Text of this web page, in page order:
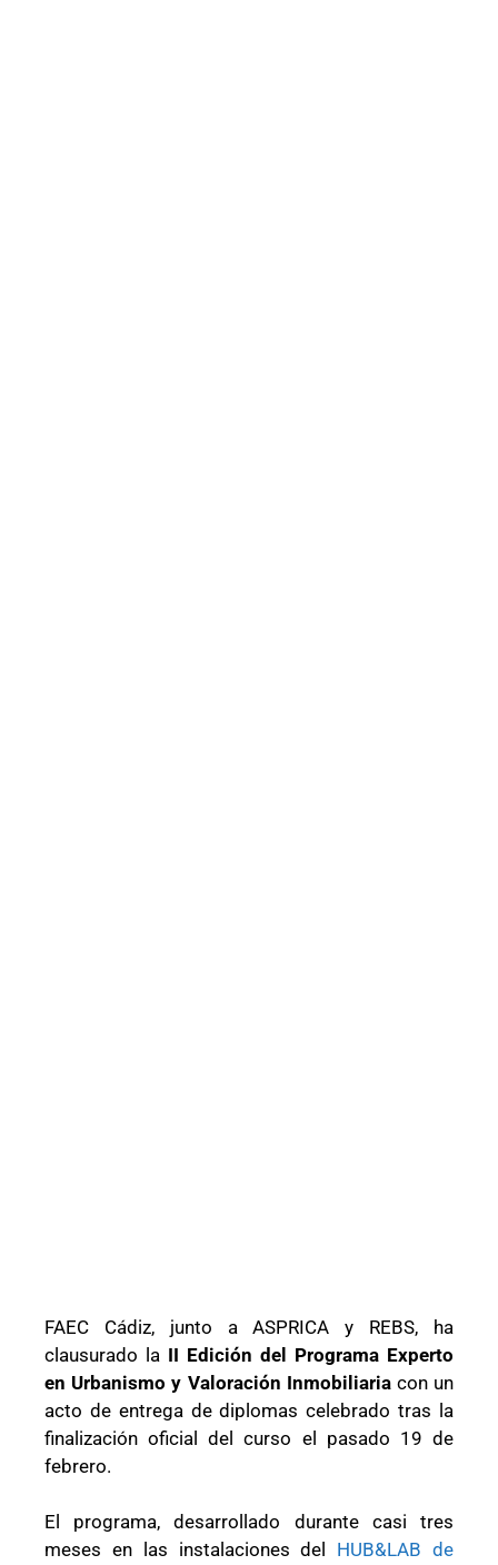
FAEC Cádiz, junto aASPRICA y REBS, ha
clausurado la II Edición del Programa Experto
en Urbanismo y Valoración Inmobiliariacon un
acto de entrega de diplomas celebrado tras la
finalización oficial del curso el pasado 19 de
febrero.
El programa, desarrollado durante casi tres
meses en las instalaciones del HUB&LAB de